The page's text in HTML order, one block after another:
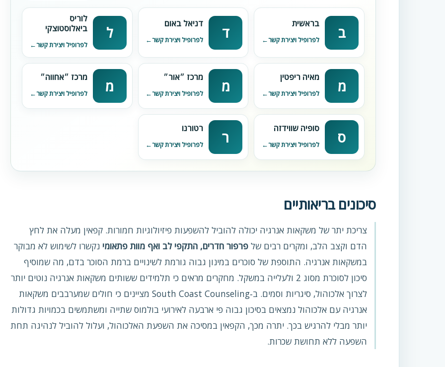
ב בראשית
לפרופיל ויצירת קשר ד דניאל באום
לפרופיל ויצירת קשר ל
לוריס
ביאלוסטוצקי
לפרופיל ויצירת קשר
מ מאיה ריפטין
לפרופיל ויצירת קשר מ מרכז ״אור״
לפרופיל ויצירת קשר מ מרכז ״אחווה״
לפרופיל ויצירת קשר
ס סופיה שווידזה
לפרופיל ויצירת קשר ר רטורנו
לפרופיל ויצירת קשר
סיכונים בריאותיים
צריכת יתר של משקאות אנרגיה יכולה להוביל להשפעות פיזיולוגיות חמורות. קפאין מעלה את לחץ
הדם וקצב הלב, ומקרים רבים של פרפור חדרים, התקפי לב ואף מוות פתאומי נקשרו לשימוש לא מבוקר
במשקאות אנרגיה. התוספת של סוכרים במינון גבוה גורמת לשינויים ברמת הסוכר בדם, מה שמוסיף
סיכון לסוכרת מסוג 2 ולעלייה במשקל. מחקרים מראים כי תלמידים ששותים משקאות אנרגיה נוטים יותר
לצרוך אלכוהול, סיגריות וסמים. ב‑South Coast Counseling מציינים כי חולים שמערבבים משקאות
אנרגיה עם אלכוהול נמצאים בסיכון גבוה פי ארבעה לאירועי בולמוס שתייה ומשתמשים בכמויות גדולות
יותר מבלי להרגיש בכך. יתרה מכך, הקפאין במסיכה את השפעת האלכוהול, ועלול להוביל לנהיגה תחת
השפעה ללא תחושת שכרות.